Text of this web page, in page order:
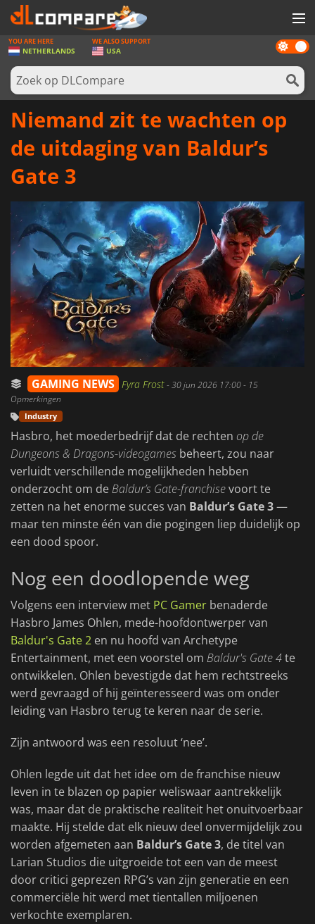
SPELLEN
GAME CARDS
SOFTWARE
Dark
mode
YOU ARE HERE
NETHERLANDS
WE ALSO SUPPORT
USA
Niemand zit te wachten op
de uitdaging van Baldur’s
Gate 3
GAMING NEWS Fyra Frost-30 jun 2026 17:00- 15
Opmerkingen
Industry
Hasbro, het moederbedrijf dat de rechten op de
Dungeons & Dragons-videogames beheert, zou naar
verluidt verschillende mogelijkheden hebben
onderzocht om deBaldur’s Gate-franchisevoort te
zetten na het enorme succes van Baldur’s Gate 3—
maar ten minste één van die pogingen liep duidelijk op
een dood spoor.
Nog een doodlopende weg
Volgens een interview met PC Gamer benaderde
Hasbro James Ohlen, mede-hoofdontwerper van
Baldur's Gate 2 en nu hoofd van Archetype
Entertainment, met een voorstel om Baldur's Gate 4te
ontwikkelen. Ohlen bevestigde dat hem rechtstreeks
werd gevraagd of hij geïnteresseerd was om onder
leiding van Hasbro terug te keren naar de serie.
Zijn antwoord was een resoluut ‘nee’.
Ohlen legde uit dat het idee om de franchise nieuw
leven in te blazen op papier weliswaar aantrekkelijk
was, maar dat de praktische realiteit het onuitvoerbaar
maakte. Hij stelde dat elk nieuw deel onvermijdelijk zou
worden afgemeten aan Baldur’s Gate 3, de titel van
Larian Studios die uitgroeide tot een van de meest
door critici geprezen RPG’s van zijn generatie en een
commerciële hit werd met tientallen miljoenen
verkochte exemplaren.